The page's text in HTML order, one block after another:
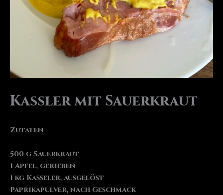
Kassler mit Sauerkraut
Zutaten
500 g Sauerkraut
1 Apfel, gerieben
1 kg Kasseler, ausgelöst
Paprikapulver, nach Geschmack